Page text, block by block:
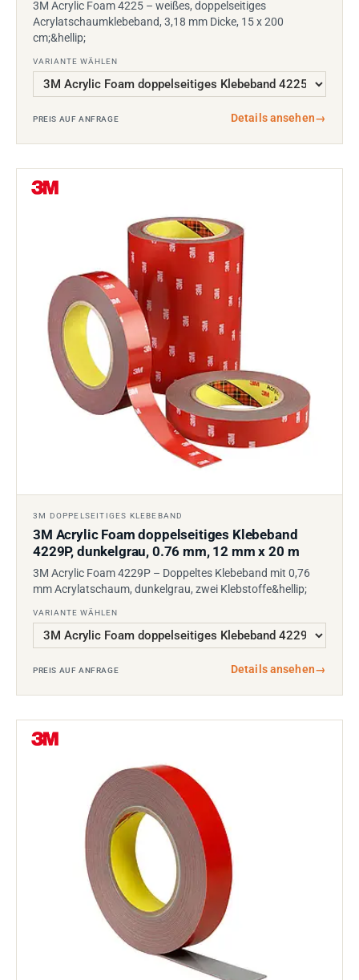
3M Acrylic Foam 4225 – weißes, doppelseitiges
Acrylatschaumklebeband, 3,18 mm Dicke, 15 x 200
cm;&hellip;
VARIANTE WÄHLEN
PREIS AUF ANFRAGE Details ansehen→
3M DOPPELSEITIGES KLEBEBAND
3M Acrylic Foam doppelseitiges Klebeband
4229P, dunkelgrau, 0.76 mm, 12 mm x 20 m
3M Acrylic Foam 4229P – Doppeltes Klebeband mit 0,76
mm Acrylatschaum, dunkelgrau, zwei Klebstoffe&hellip;
VARIANTE WÄHLEN
PREIS AUF ANFRAGE Details ansehen→